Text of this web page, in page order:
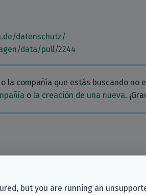
datenschutz/
data/pull/2244
la compañía que estás buscando no
o la creación de una nueva.
für Bayern GmbH
but you are running an